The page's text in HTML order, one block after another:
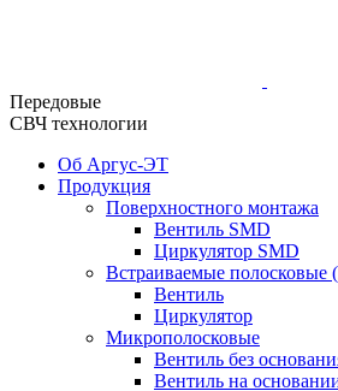
Передовые
СВЧ технологии
Об Аргус-ЭТ
Продукция
Поверхностного монтажа
Вентиль SMD
Циркулятор SMD
Встраиваемые полосковые
Вентиль
Циркулятор
Микрополосковые
Вентиль без
Вентиль на